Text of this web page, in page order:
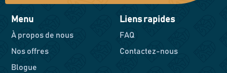
Menu
À propos de nous
Nos offres
Blogue
Liens rapides
FAQ
Contactez-nous